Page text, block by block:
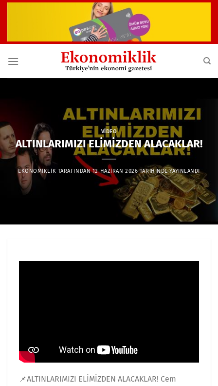
VIDEO
ALTINLARIMIZI ELİMİZDEN ALACAKLAR!
EKONOMIKLIK TARAFINDAN 12 HAZIRAN 2026TARIHINDE YAYINLANDI
📌ALTINLARIMIZI ELİMİZDEN ALACAKLAR! Cem